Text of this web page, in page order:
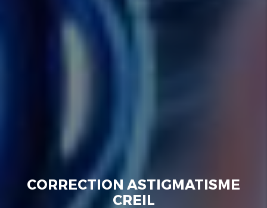
CORRECTION ASTIGMATISME
CREIL